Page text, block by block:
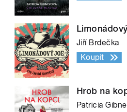
Jiří Brdečka
Koupit
Hrob na
Patricia